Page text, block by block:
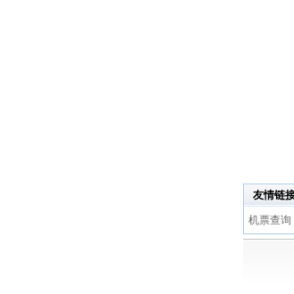
友情链
机票查询